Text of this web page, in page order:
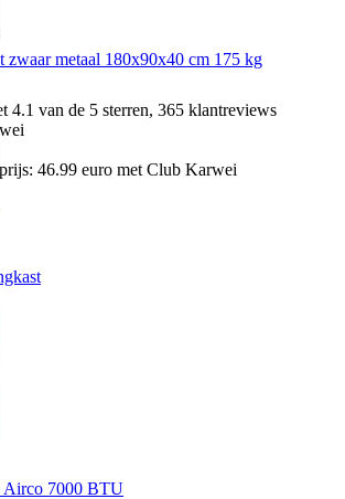
zwaar metaal 180x90x40 cm 175 kg
4.1 van de 5 sterren, 365 klantreviews
46.99 euro met Club Karwei
Airco 7000 BTU